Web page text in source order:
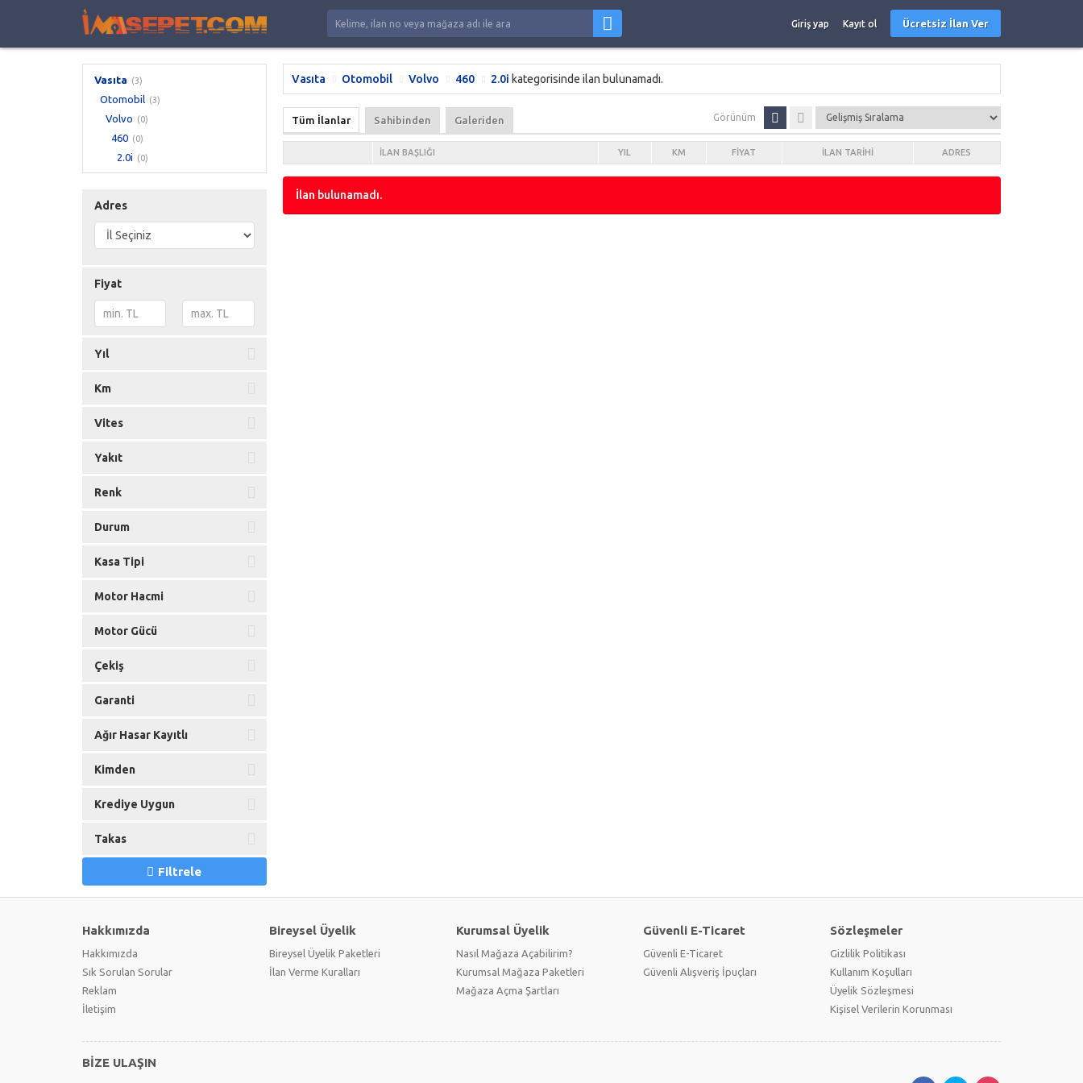
Giriş yap Kayıt ol Ücretsiz İlan Ver
Vasıta (3)
Otomobil (3)
Volvo (0)
460 (0)
2.0i (0)
Adres
Fiyat
Yıl
Km
Vites
Yakıt
Renk
Durum
Kasa Tipi
Motor Hacmi
Motor Gücü
Çekiş
Garanti
Ağır Hasar Kayıtlı
Kimden
Krediye Uygun
Takas
Filtrele
Vasıta Otomobil Volvo 460 2.0i kategorisinde ilan bulunamadı.
Tüm İlanlar Sahibinden Galeriden Görünüm
İLAN BAŞLIĞI YIL KM FIYAT İLAN TARIHI ADRES
İlan bulunamadı.
Hakkımızda
Hakkımızda
Sık Sorulan Sorular
Reklam
İletişim
Bireysel Üyelik
Bireysel Üyelik Paketleri
İlan Verme Kuralları
Kurumsal Üyelik
Nasıl Mağaza Açabilirim?
Kurumsal Mağaza Paketleri
Mağaza Açma Şartları
Güvenli E-Ticaret
Güvenli E-Ticaret
Güvenli Alışveriş İpuçları
Sözleşmeler
Gizlilik Politikası
Kullanım Koşulları
Üyelik Sözleşmesi
Kişisel Verilerin Korunması
BİZE ULAŞIN